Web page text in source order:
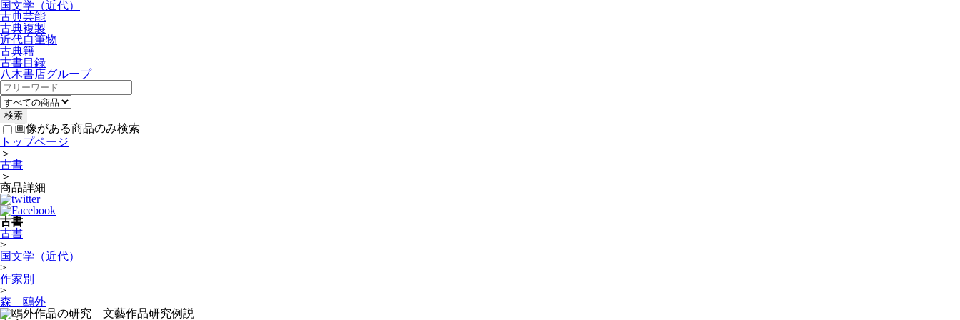
国文学（近代）
古典芸能
古典複製
近代自筆物
古典籍
古書目録
八木書店グループ
画像がある商品のみ検索
トップページ
＞
古書
＞
商品詳細
古書
古書
>
国文学（近代）
>
作家別
>
森 鴎外